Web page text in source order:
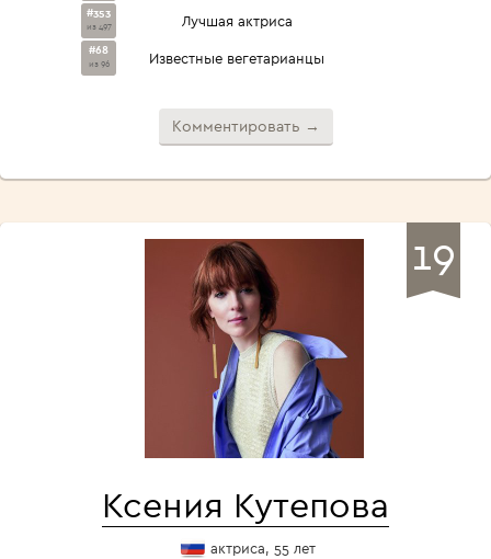
#353
из 497 Лучшая актриса
#68
из 96 Известные вегетарианцы
Комментировать →
19
Ксения Кутепова
актриса, 55 лет